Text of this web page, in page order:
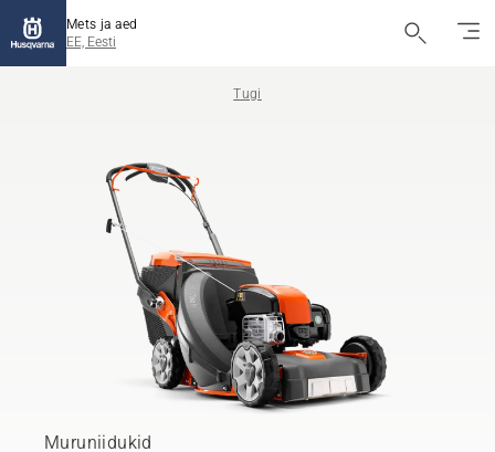
Mets ja aed
EE, Eesti
Tugi
Muruniidukid